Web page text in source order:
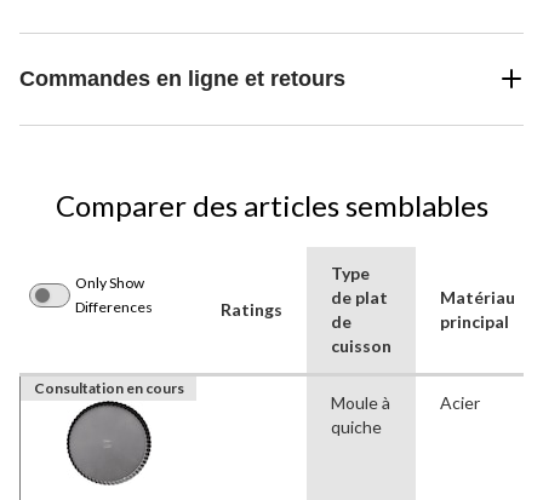
Commandes en ligne et retours
Comparer des articles semblables
Only Show
Differences
Ratings
Type
de plat
de
cuisson
Matériau
principal
Consultation en cours
Moule à
quiche
Acier